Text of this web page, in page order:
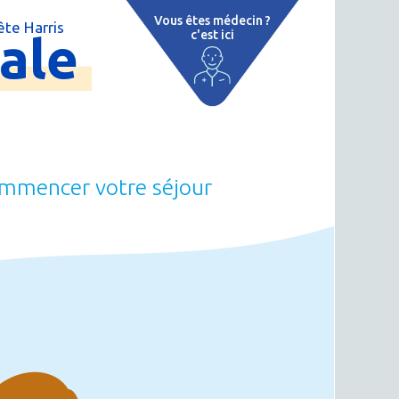
thermale
Harris
Vous êtes médecin ?
c'est ici
votre séjour